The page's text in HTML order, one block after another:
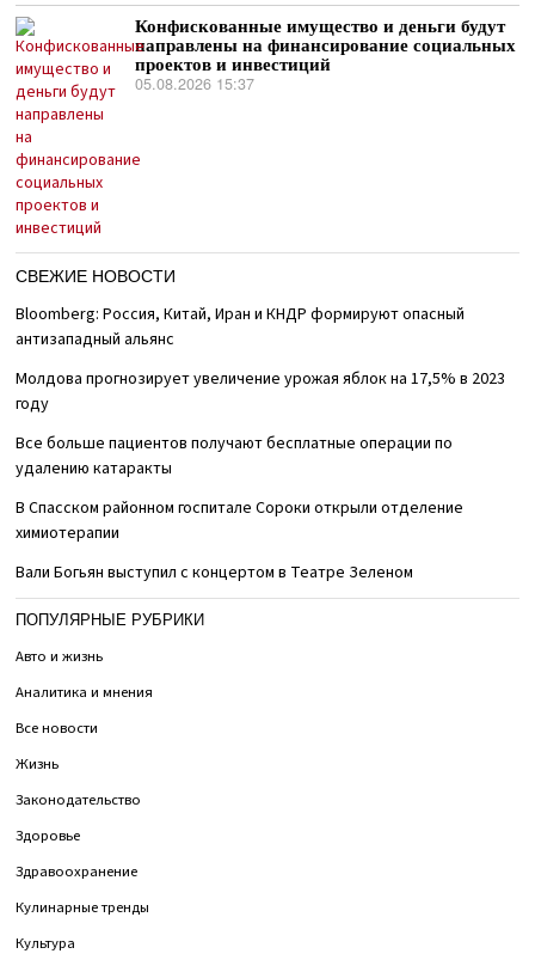
Конфискованные имущество и деньги будут
направлены на финансирование социальных
проектов и инвестиций
05.08.2026 15:37
СВЕЖИЕ НОВОСТИ
Bloomberg: Россия, Китай, Иран и КНДР формируют опасный
антизападный альянс
Молдова прогнозирует увеличение урожая яблок на 17,5% в 2023
году
Все больше пациентов получают бесплатные операции по
удалению катаракты
В Спасском районном госпитале Сороки открыли отделение
химиотерапии
Вали Богьян выступил с концертом в Театре Зеленом
ПОПУЛЯРНЫЕ РУБРИКИ
Авто и жизнь
Аналитика и мнения
Все новости
Жизнь
Законодательство
Здоровье
Здравоохранение
Кулинарные тренды
Культура